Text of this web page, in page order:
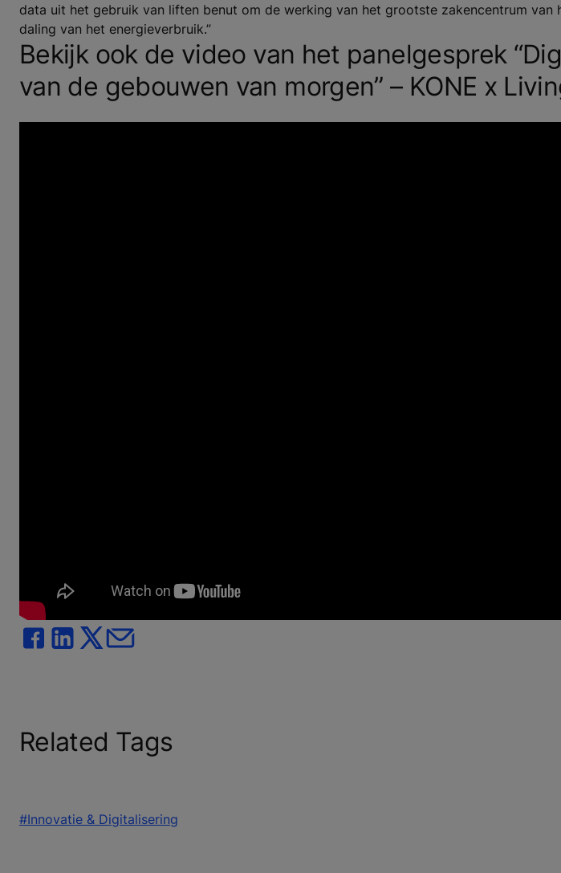
data uit het gebruik van liften benut om de werking van het grootste zakencentrum van
daling van het energieverbruik.”
Bekijk ook de video van het panelgesprek
van de gebouwen van morgen” – KONE x
Related Tags
#Innovatie & Digitalisering